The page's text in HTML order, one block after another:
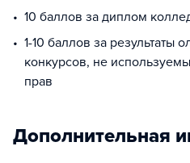
10 баллов за диплом
1-10 баллов за результаты
конкурсов, не
прав
Дополнительная